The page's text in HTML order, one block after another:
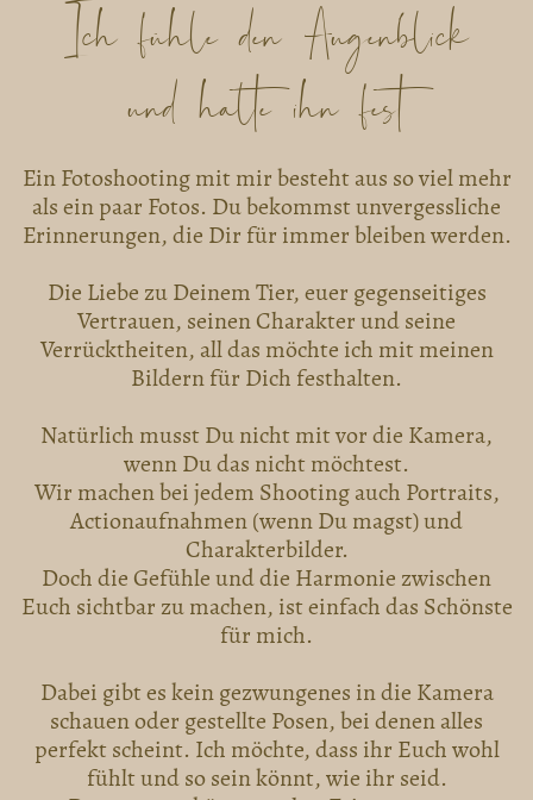
Ich fühle den Augenblick
und halte ihn fest
Ein Fotoshooting mit mir besteht aus so viel mehr
als ein paar Fotos. Du bekommst unvergessliche
Erinnerungen, die Dir für immer bleiben werden.
Die Liebe zu Deinem Tier, euer gegenseitiges
Vertrauen, seinen Charakter und seine
Verrücktheiten, all das möchte ich mit meinen
Bildern für Dich festhalten.
Natürlich musst Du nicht mit vor die Kamera,
wenn Du das nicht möchtest.
Wir machen bei jedem Shooting auch Portraits,
Actionaufnahmen (wenn Du magst) und
Charakterbilder.
Doch die Gefühle und die Harmonie zwischen
Euch sichtbar zu machen, ist einfach das Schönste
für mich.
Dabei gibt es kein gezwungenes in die Kamera
schauen oder gestellte Posen, bei denen alles
perfekt scheint. Ich möchte, dass ihr Euch wohl
fühlt und so sein könnt, wie ihr seid.